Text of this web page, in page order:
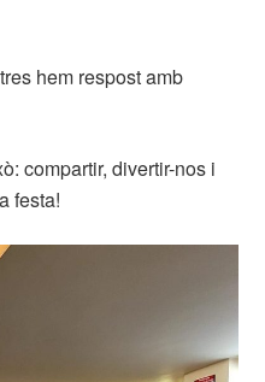
hem respost amb
compartir, divertir-nos i
festa!